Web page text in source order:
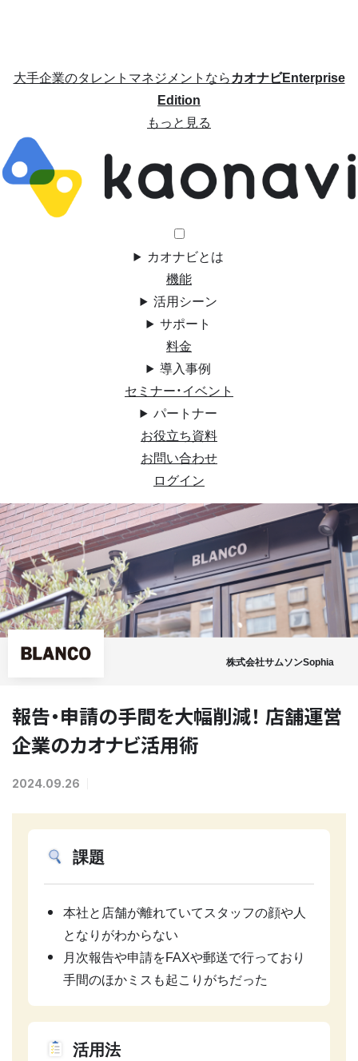
大手企業のタレントマネジメントならカオナビEnterprise
Edition
もっと見る
カオナビとは
機能
活用シーン
サポート
料金
導入事例
セミナー・イベント
パートナー
お役立ち資料
お問い合わせ
ログイン
株式会社サムソンSophia
報告・申請の手間を大幅削減！ 店舗運営
企業のカオナビ活用術
2024.09.26
課題
本社と店舗が離れていてスタッフの顔や人
となりがわからない
月次報告や申請をFAXや郵送で行っており
手間のほかミスも起こりがちだった
活用法